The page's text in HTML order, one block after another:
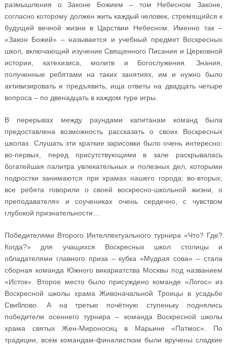
размышления о Законе Божием – том Небесном Законе,
согласно которому должен жить каждый человек, стремящийся к
будущей вечной жизни в Царствии Небесном. Именно так –
«Закон Божий» – называется и учебный предмет Воскресных
школ, включающий изучение Священного Писания и Церковной
истории, катехизиса, молитв и Богослужения. Знания,
полученные ребятами на таких занятиях, им и нужно было
активизировать и предъявить, ища ответы на двадцать четыре
вопроса – по двенадцать в каждом туре игры.
В перерывах между раундами капитанам команд была
предоставлена возможность рассказать о своих Воскресных
школах. Слушать эти краткие зарисовки было очень интересно:
во-первых, перед присутствующими в зале раскрывалась
богатейшая палитра увлекательных и полезных дел, которыми
подростки занимаются при храмах нашего города; во-вторых,
все ребята говорили о своей воскресно-школьной жизни, о
преподавателях и соучениках очень сердечно, с чувством
глубокой признательности…
Победителями Второго Интеллектуального турнира «Что? Где?
Когда?» для учащихся Воскресных школ столицы и
обладателями главного приза – кубка «Мудрая сова» – стала
сборная команда Южного викариатства Москвы под названием
«Исток». Второе место было присуждено команде «Логос» из
Воскресной школы храма Живоначальной Троицы в усадьбе
Свиблово. А на третью почётную ступеньку поднялись
победители осеннего турнира – команда Воскресной школы
храма святых Жен-Мироносиц в Марьине «Патмос». По
традиции, всем командам-финалисткам были вручены сладкие